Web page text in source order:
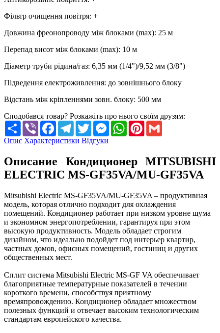
Фільтр очищення повітря: +
Довжина фреонопроводу між блоками (max): 25 м
Перепад висот між блоками (max): 10 м
Діаметр труби рідина/газ: 6,35 мм (1/4")/9,52 мм (3/8")
Підведення електроживлення: до зовнішнього блоку
Відстань між кріпленнями зовн. блоку: 500 мм
Сподобався товар? Розкажіть про нього своїм друзям:
Share Viber FacebookTelegramTwitterMessengerWhatsApp
Pinterest
Опис Характеристики Відгуки
Описание Кондиционер MITSUBISHI
ELECTRIC MS-GF35VA/MU-GF35VA
Mitsubishi Electric MS-GF35VA/MU-GF35VA – продуктивная
модель, которая отлично подходит для охлаждения
помещений. Кондиционер работает при низком уровне шума
и экономном энергопотреблении, гарантируя при этом
высокую продуктивность. Модель обладает строгим
дизайном, что идеально подойдет под интерьер квартир,
частных домов, офисных помещений, гостиниц и других
общественных мест.
Сплит система Mitsubishi Electric MS-GF VA обеспечивает
благоприятные температурные показателей в течении
короткого времени, способствуя приятному
времяпровождению. Кондиционер обладает множеством
полезных функций и отвечает высоким технологическим
стандартам европейского качества.